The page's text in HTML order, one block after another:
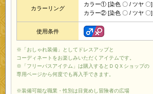
カラーリング
カラー① [染色 〇 / ツヤ 〇]
カラー② [染色 〇 / ツヤ 〇]
使用条件
※「おしゃれ装備」としてドレスアップと
コーディネートをお楽しみいただくアイテムです。
※「フリーパスアイテム」は購入するとＤＱＸショップの
専用ページから何度でも再入手できます。
※装備可能な職業・性別は目覚めし冒険者の広場